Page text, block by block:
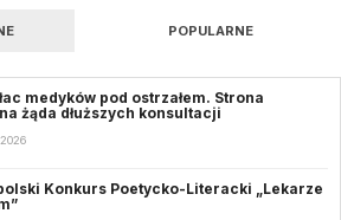
POPULARNE
medyków pod ostrzałem. Strona
żąda dłuższych konsultacji
Konkurs Poetycko-Literacki „Lekarze